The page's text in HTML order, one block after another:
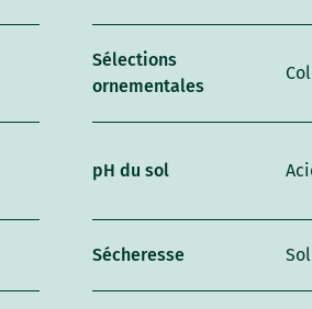
Sélections
ornementales
pH du sol
Sécheresse